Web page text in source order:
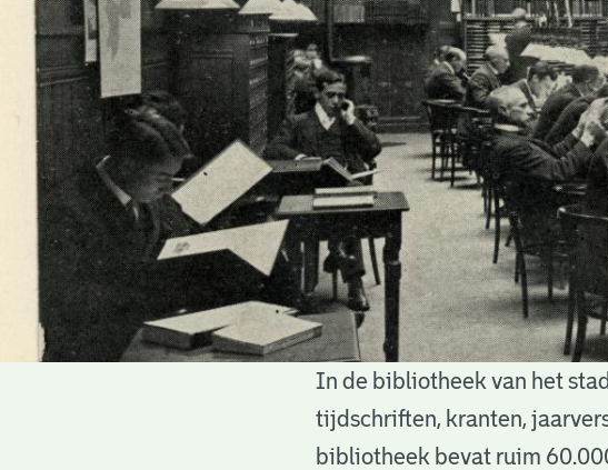
In de bibliotheek van het
tijdschriften, kranten,
bibliotheek bevat ruim